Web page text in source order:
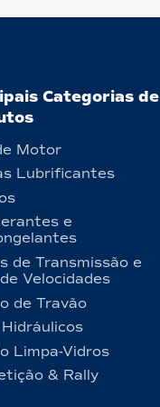
Categorias de
Motor
Lubrificantes
e
de Transmissão e
Velocidades
de Travão
Limpa-Vidros
& Rally